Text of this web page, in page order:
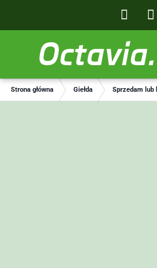
Strona główna Giełda Sprzedam lub